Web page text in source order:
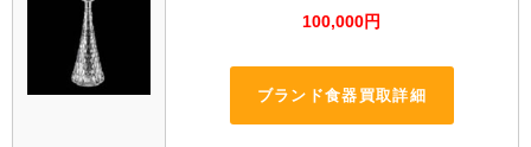
100,000円
ブランド食器買取詳細